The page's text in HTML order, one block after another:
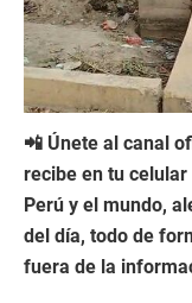
📲 Únete al canal
recibe en tu
Perú y el mundo,
del día, todo de
fuera de la